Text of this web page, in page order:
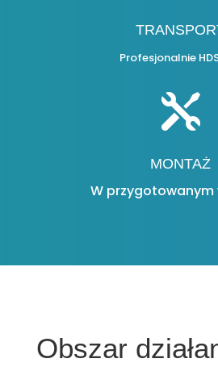
Profesjonalnie

MONTAŻ
W przygotowanym
Obszar